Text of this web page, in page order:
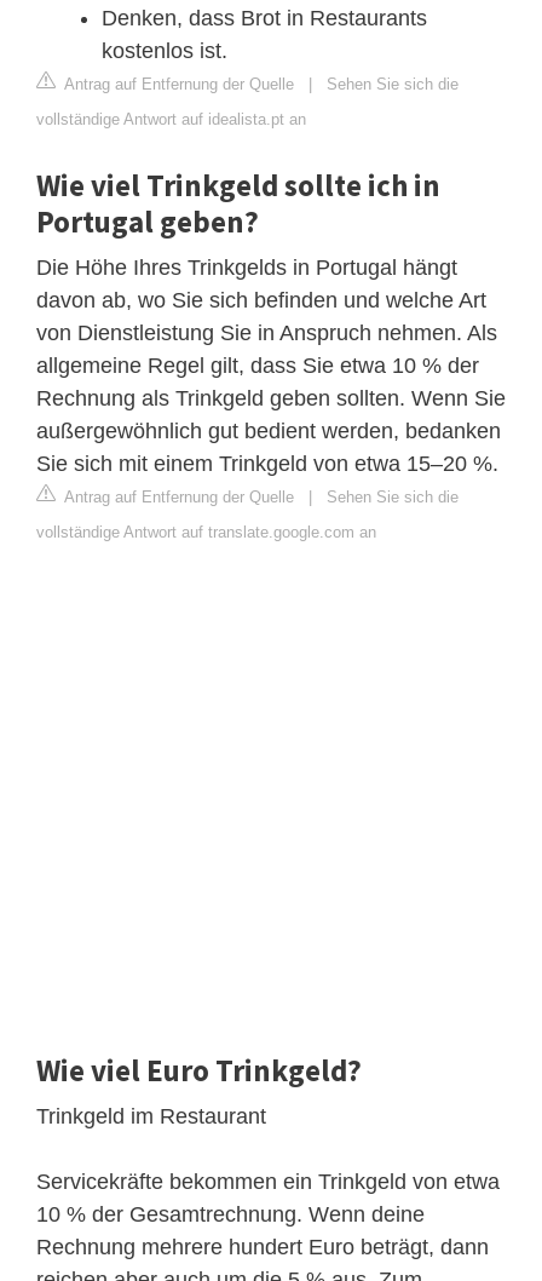
Denken, dass Brot in Restaurants
kostenlos ist.
Antrag auf Entfernung der Quelle
Sehen Sie sich die
vollständige Antwort auf idealista.pt an
Wie viel Trinkgeld sollte ich in
Portugal geben?
Die Höhe Ihres Trinkgelds in Portugal hängt
davon ab, wo Sie sich befinden und welche Art
von Dienstleistung Sie in Anspruch nehmen. Als
allgemeine Regel gilt, dass Sie etwa 10 % der
Rechnung als Trinkgeld geben sollten. Wenn Sie
außergewöhnlich gut bedient werden, bedanken
Sie sich mit einem Trinkgeld von etwa 15–20 %.
Antrag auf Entfernung der Quelle
Sehen Sie sich die
vollständige Antwort auf translate.google.com an
Wie viel Euro Trinkgeld?
Trinkgeld im Restaurant
Servicekräfte bekommen ein Trinkgeld von etwa
10 % der Gesamtrechnung. Wenn deine
Rechnung mehrere hundert Euro beträgt, dann